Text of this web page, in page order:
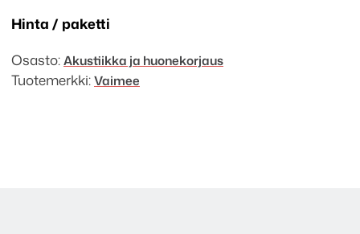
Hinta / paketti
Osasto:Akustiikka ja huonekorjaus
Tuotemerkki:Vaimee